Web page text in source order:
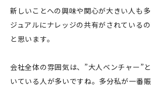
新しいことへの興味や関心が大きい人も
ジュアルにナレッジの共有がされている
と思います。
会社全体の雰囲気は、”大人ベンチャー”
いている人が多いですね。多分私が一番